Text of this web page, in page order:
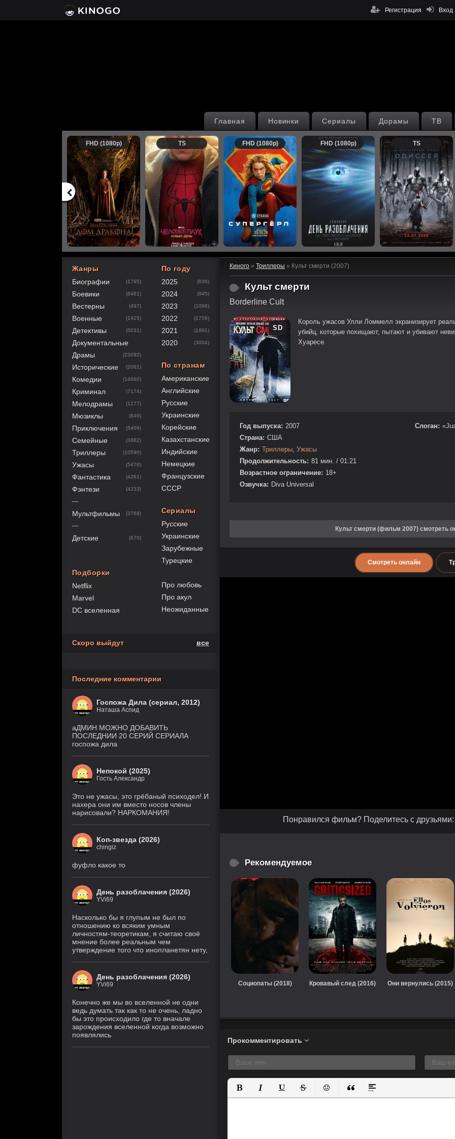
Вход
Регистрация
ТВ
Дорамы
Сериалы
Новинки
Главная
FHD (1080p) TS FHD (1080p) FHD (1080p) TS
Киного » Триллеры » Культ смерти (2007)
Культ смерти
Borderline Cult
80
1 2 3 4
SD
Король ужасов Улли Ломмелл экранизирует
убийц, которые похищают, пытают и убивают
Хуаресе.
Год выпуска: 2007
Страна: США
Жанр: Триллеры, Ужасы
Продолжительность: 81 мин. / 01:21
Возрастное ограничение: 18+
Озвучка: Diva Universal
Слоган:
Культ смерти (фильм 2007) смотреть
Смотреть онлайн
Понравился фильм? Поделитесь с друзьями:
Рекомендуемое
Социопаты (2018) Кровавый след (2016) Они вернулись (2015)
Прокомментировать
Полужирный
КурсивПодчеркнутый
ЗачеркнутыйВставить смайлик
Вставка цитаты
Вставка спойлера
Жанры
Биографии
(1795)
Боевики (8481)
Вестерны (497)
Военные (1925)
Детективы (5031)
Документальные
Драмы
(23092)
Исторические (2061)
Комедии (14660)
Криминал (7174)
Мелодрамы (1277)
Мюзиклы (849)
Приключения (5409)
Семейные (3882)
Триллеры (10590)
Ужасы (5476)
Фантастика (4261)
Фэнтези (4233)
—
Мультфильмы (3768)
—
Детские (670)
Подборки
Netflix
Marvel
DC вселенная
По году
2025
(836)
2024 (945)
2023 (1096)
2022 (1756)
2021 (1891)
2020 (3004)
По странам
Американские
Английские
Русские
Украинские
Корейские
Казахстанские
Индийские
Немецкие
Французские
СССР
Сериалы
Русские
Украинские
Зарубежные
Турецкие
Про любовь
Про акул
Неожиданные
Скоро выйдут все
Последние комментарии
Госпожа Дила (сериал, 2012)
Наташа Аспид
аДМИН МОЖНО ДОБАВИТЬ
ПОСЛЕДНИИ 20 СЕРИЙ СЕРИАЛА
госпожа дила
Непокой (2025)
Гость Александр
Это не ужасы, это грёбаный психодел! И
нахера они им вместо носов члены
нарисовали? НАРКОМАНИЯ!
Коп-звезда (2026)
chingiz
фуфло какое то
День разоблачения (2026)
YVi69
Насколько бы я глупым не был по
отношению ко всяким умным
личностям-теоретикам, я считаю своё
мнение более реальным чем
утверждение того что инопланетян нету,
День разоблачения (2026)
YVi69
Конечно же мы во вселенной не одни
ведь думать так как то не очень, ладно
бы это происходило где то вначале
зарождения вселенной когда возможно
появлялись